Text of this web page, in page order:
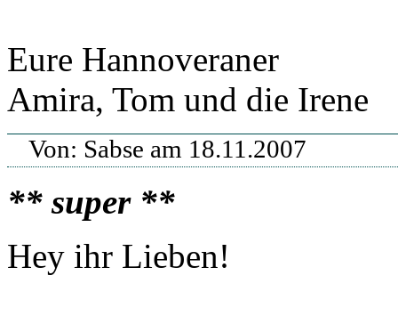
Eure Hannoveraner
Amira, Tom und die Irene
Von: Sabse am 18.11.2007
** super **
Hey ihr Lieben!